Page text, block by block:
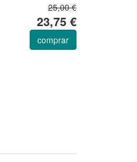
25,00 €
23,75 €
comprar